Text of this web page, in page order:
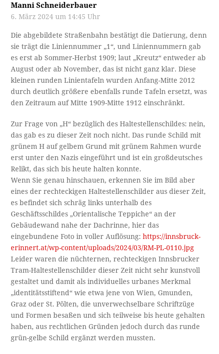
Manni Schneiderbauer
6. März 2024 um 14:45 Uhr
Die abgebildete Straßenbahn bestätigt die Datierung, denn
sie trägt die Liniennummer „1“, und Liniennummern gab
es erst ab Sommer-Herbst 1909; laut „Kreutz“ entweder ab
August oder ab November, das ist nicht ganz klar. Diese
kleinen runden Linientafeln wurden Anfang-Mitte 2012
durch deutlich größere ebenfalls runde Tafeln ersetzt, was
den Zeitraum auf Mitte 1909-Mitte 1912 einschränkt.
Zur Frage von „H“ bezüglich des Haltestellenschildes: nein,
das gab es zu dieser Zeit noch nicht. Das runde Schild mit
grünem H auf gelbem Grund mit grünem Rahmen wurde
erst unter den Nazis eingeführt und ist ein großdeutsches
Relikt, das sich bis heute halten konnte.
Wenn Sie genau hinschauen, erkennen Sie im Bild aber
eines der rechteckigen Haltestellenschilder aus dieser Zeit,
es befindet sich schräg links unterhalb des
Geschäftsschildes „Orientalische Teppiche“ an der
Gebäudewand nahe der Dachrinne, hier das
eingebundene Foto in voller Auflösung:https://innsbruck-
erinnert.at/wp-content/uploads/2024/03/RM-PL-0110.jpg
Leider waren die nüchternen, rechteckigen Innsbrucker
Tram-Haltestellenschilder dieser Zeit nicht sehr kunstvoll
gestaltet und damit als individuelles urbanes Merkmal
„identitätsstiftend“ wie etwa jene von Wien, Gmunden,
Graz oder St. Pölten, die unverwechselbare Schriftzüge
und Formen besaßen und sich teilweise bis heute gehalten
haben, aus rechtlichen Gründen jedoch durch das runde
grün-gelbe Schild ergänzt werden mussten.